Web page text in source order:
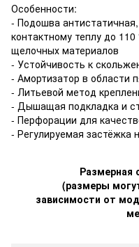
Особенности:
- Подошва
контактному теплу до
щелочных материалов
- Устойчивость к
- Амортизатор в области
- Литьевой метод
- Дышащая подкладка и
- Перфорации для
- Регулируемая застёжка
Размерная
(размеры
зависимости от